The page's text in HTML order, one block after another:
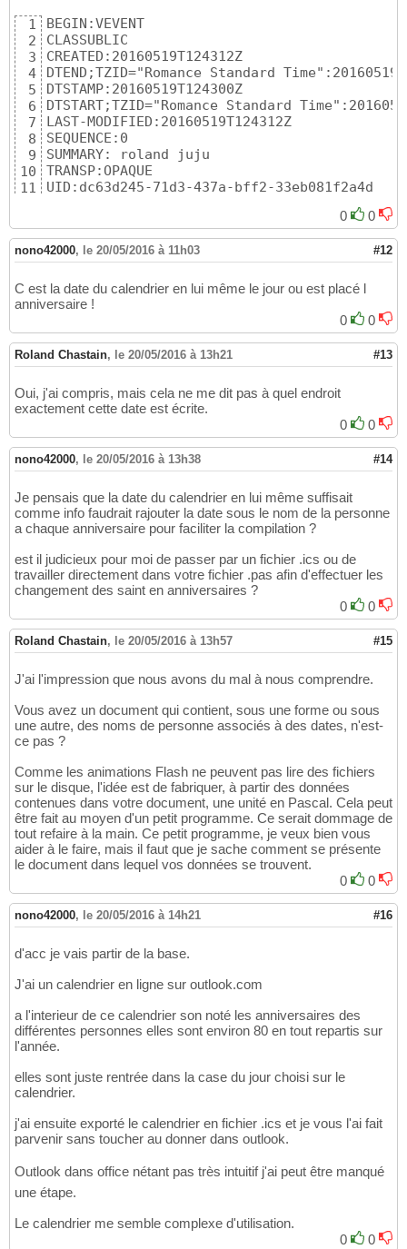
1
2
3
4
5
6
7
8
9
10
11
BEGIN:VEVENT
CLASSUBLIC
CREATED:20160519T124312Z
DTEND;TZID="Romance Standard
DTSTAMP:20160519T124300Z
DTSTART;TZID="Romance Standard
LAST-MODIFIED:20160519T124312Z
SEQUENCE:0
SUMMARY: roland juju
TRANSP:OPAQUE
UID:dc63d245-71d3-437a-bff2-33eb081f2a4d
0 0
nono42000, le 20/05/2016 à 11h03 #12
C est la date du calendrier en lui même le jour ou est placé l
anniversaire !
0
0
Roland Chastain, le 20/05/2016 à 13h21 #13
Oui, j'ai compris, mais cela ne me dit pas à quel endroit
exactement cette date est écrite.
0
0
nono42000, le 20/05/2016 à 13h38 #14
Je pensais que la date du calendrier en lui même suffisait
comme info faudrait rajouter la date sous le nom de la personne
a chaque anniversaire pour faciliter la compilation ?
est il judicieux pour moi de passer par un fichier .ics ou de
travailler directement dans votre fichier .pas afin d'effectuer les
changement des saint en anniversaires ?
0
0
Roland Chastain, le 20/05/2016 à 13h57 #15
J'ai l'impression que nous avons du mal à nous comprendre.
Vous avez un document qui contient, sous une forme ou sous
une autre, des noms de personne associés à des dates, n'est-
ce pas ?
Comme les animations Flash ne peuvent pas lire des fichiers
sur le disque, l'idée est de fabriquer, à partir des données
contenues dans votre document, une unité en Pascal. Cela peut
être fait au moyen d'un petit programme. Ce serait dommage de
tout refaire à la main. Ce petit programme, je veux bien vous
aider à le faire, mais il faut que je sache comment se présente
le document dans lequel vos données se trouvent.
0
0
nono42000, le 20/05/2016 à 14h21 #16
d'acc je vais partir de la base.
J'ai un calendrier en ligne sur outlook.com
a l'interieur de ce calendrier son noté les anniversaires des
différentes personnes elles sont environ 80 en tout repartis sur
l'année.
elles sont juste rentrée dans la case du jour choisi sur le
calendrier.
j'ai ensuite exporté le calendrier en fichier .ics et je vous l'ai fait
parvenir sans toucher au donner dans outlook.
Outlook dans office nétant pas très intuitif j'ai peut être manqué
une étape.
Le calendrier me semble complexe d'utilisation.
0
0